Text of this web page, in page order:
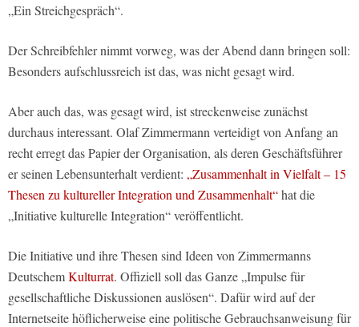
„Ein Streichgespräch“.
Der Schreibfehler nimmt vorweg, was der Abend dann bringen soll:
Besonders aufschlussreich ist das, was nicht gesagt wird.
Aber auch das, was gesagt wird, ist streckenweise zunächst
durchaus interessant. Olaf Zimmermann verteidigt von Anfang an
recht erregt das Papier der Organisation, als deren Geschäftsführer
er seinen Lebensunterhalt verdient: „Zusammenhalt in Vielfalt – 15
Thesen zu kultureller Integration und Zusammenhalt“hat die
„Initiative kulturelle Integration“ veröffentlicht.
Die Initiative und ihre Thesen sind Ideen von Zimmermanns
DeutschemKulturrat. Offiziell soll das Ganze „Impulse für
gesellschaftliche Diskussionen auslösen“. Dafür wird auf der
Internetseite höflicherweise eine politische Gebrauchsanweisung für